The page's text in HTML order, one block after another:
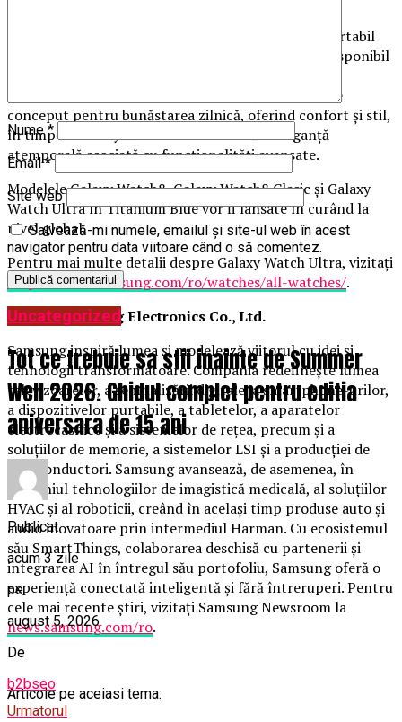
Galaxy Watch Ultra rămâne cel mai bun asistent portabil
pentru cei care iubesc aventura în aer liber, fiind disponibil
Titanium Blue. Pe de altă parte, Galaxy Watch8 este
conceput pentru bunăstarea zilnică, oferind confort și stil,
în timp ce Galaxy Watch8 Classic oferă o eleganță
atemporală asociată cu funcționalități avansate.
Modelele Galaxy Watch8, Galaxy Watch8 Clasic și Galaxy
Watch Ultra în Titanium Blue vor fi lansate în curând la
nivel global.
Pentru mai multe detalii despre Galaxy Watch Ultra, vizitați
https://www.samsung.com/ro/watches/all-watches/.
Despre Samsung Electronics Co., Ltd.
Samsung inspiră lumea și modelează viitorul cu idei și
tehnologii transformatoare. Compania redefinește lumea
televizoarelor, a semnalizării digitale, a smartphone-urilor,
a dispozitivelor purtabile, a tabletelor, a aparatelor
electrocasnice și a sistemelor de rețea, precum și a
soluțiilor de memorie, a sistemelor LSI și a producției de
semiconductori. Samsung avansează, de asemenea, în
domeniul tehnologiilor de imagistică medicală, al soluțiilor
HVAC și al roboticii, creând în același timp produse auto și
audio inovatoare prin intermediul Harman. Cu ecosistemul
său SmartThings, colaborarea deschisă cu partenerii și
integrarea AI în întregul său portofoliu, Samsung oferă o
experiență conectată inteligentă și fără întreruperi. Pentru
cele mai recente știri, vizitați Samsung Newsroom la
news.samsung.com/ro.
Articole pe aceiasi tema:
Urmatorul
Nume*
Email*
Site web
Salvează-mi numele, emailul și site-ul web în acest
navigator pentru data viitoare când o să comentez.
Uncategorized
Tot ce trebuie sa stii inainte de Summer
Well 2026. Ghidul complet pentru editia
aniversara de 15 ani
Publicat
acum 3 zile
pe
august 5, 2026
De
b2bseo